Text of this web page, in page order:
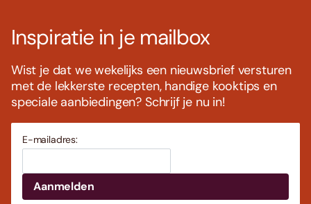
Inspiratie in je mailbox
Wist je dat we wekelijks een nieuwsbrief versturen
met de lekkerste recepten, handige kooktips en
speciale aanbiedingen? Schrijf je nu in!
E-mailadres: